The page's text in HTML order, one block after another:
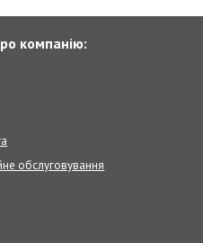
компанію:
обслуговування